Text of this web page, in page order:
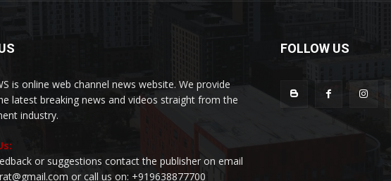
is online web channel news website. We provide
latest breaking news and videos straight from the
industry.
or suggestions contact the publisher on email
or call us on: +919638877700
FOLLOW US